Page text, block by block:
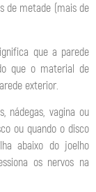
de metade (mais de
que a parede
que o material de
exterior.
nádegas, vagina ou
ou quando o disco
abaixo do joelho
os nervos na